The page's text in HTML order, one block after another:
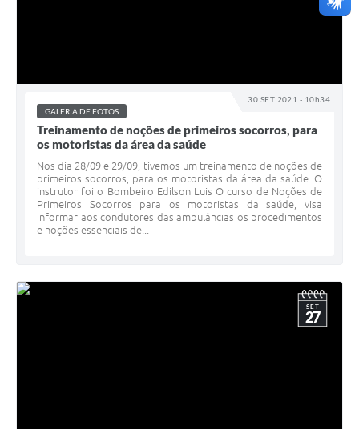
30 SET 2021 - 10h34
GALERIA DE FOTOS
Treinamento de noções de primeiros socorros, para
os motoristas da área da saúde
Nos dia 28/09 e 29/09, tivemos um treinamento de noções de
primeiros socorros, para os motoristas da área da saúde. O
instrutor foi o Bombeiro Edilson Luis O curso de Noções de
Primeiros Socorros para os motoristas da saúde, visa
informar aos condutores das ambulâncias os procedimentos
e noções essenciais de...
SET
27